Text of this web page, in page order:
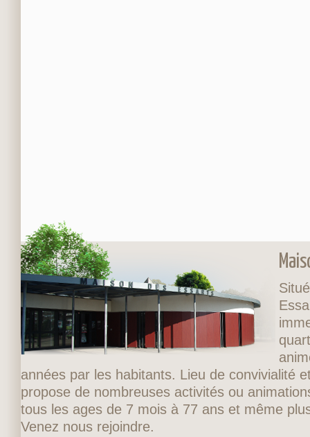
années par les habitants. Lieu de convivialité
propose de nombreuses activités ou
tous les ages de 7 mois à 77 ans et même
Venez nous rejoindre.